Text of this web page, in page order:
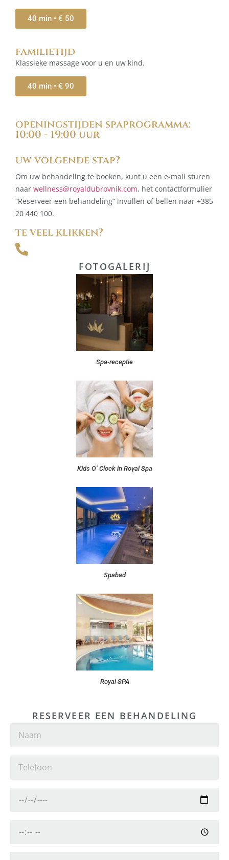
40 min • € 50
familietijd
Klassieke massage voor u en uw kind.
40 min • € 90
openingstijden spaprogramma:
10:00 - 19:00 uur
uw volgende stap?
Om uw behandeling te boeken, kunt u een e-mail sturen
naar wellness@royaldubrovnik.com, het contactformulier
“Reserveer een behandeling” invullen of bellen naar +385
20 440 100.
te veel klikken?
FOTOGALERIJ
Spa-receptie
Kids O’ Clock in Royal Spa
Spabad
Royal SPA
RESERVEER EEN BEHANDELING